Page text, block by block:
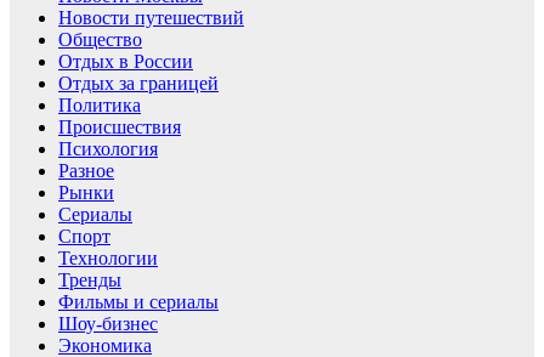
Новости путешествий
Общество
Отдых в России
Отдых за границей
Политика
Происшествия
Психология
Разное
Рынки
Сериалы
Спорт
Технологии
Тренды
Фильмы и сериалы
Шоу-бизнес
Экономика